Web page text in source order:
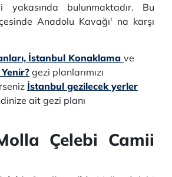
yakasında bulunmaktadır. Bu
Anadolu Kavağı' na karşı
İstanbul Konaklama ve
gezi planlarımızı
İstanbul gezilecek yerler
ait gezi planı
Çelebi Camii